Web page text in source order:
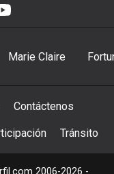
Marie Claire
Contáctenos
Tránsito